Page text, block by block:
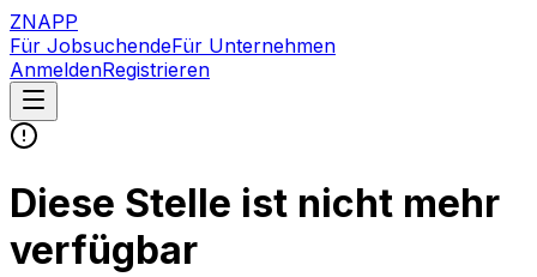
ZNAPP
Für JobsuchendeFür Unternehmen
AnmeldenRegistrieren
Diese Stelle ist nicht mehr
verfügbar